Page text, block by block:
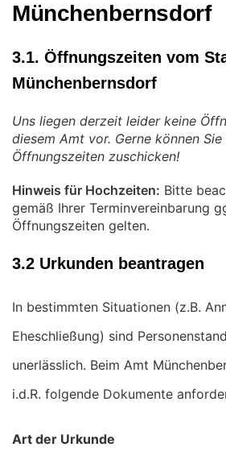
Münchenbernsdorf
3.1. Öffnungszeiten vom
Münchenbernsdorf
Uns liegen derzeit leider keine
diesem Amt vor. Gerne können Sie
Öffnungszeiten zuschicken!
Hinweis für Hochzeiten: Bitte
gemäß Ihrer Terminvereinbarung
Öffnungszeiten gelten.
3.2 Urkunden beantragen
In bestimmten Situationen (z.B.
Eheschließung) sind
unerlässlich. Beim Amt
i.d.R. folgende Dokumente
Art der Urkunde